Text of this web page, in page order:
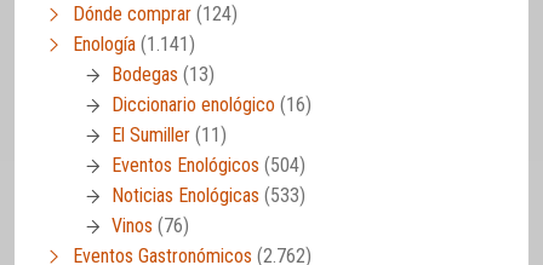
Dónde comprar (124)
Enología (1.141)
Bodegas (13)
Diccionario enológico (16)
El Sumiller (11)
Eventos Enológicos (504)
Noticias Enológicas (533)
Vinos (76)
Eventos Gastronómicos (2.762)